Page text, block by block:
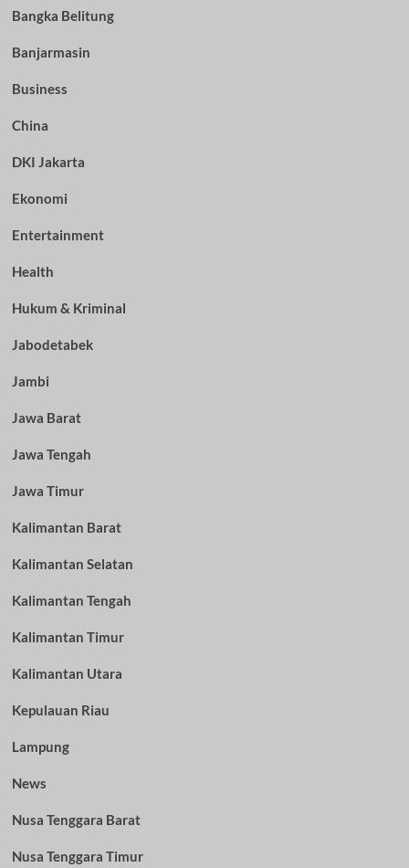
Bangka Belitung
Banjarmasin
Business
China
DKI Jakarta
Ekonomi
Entertainment
Health
Hukum & Kriminal
Jabodetabek
Jambi
Jawa Barat
Jawa Tengah
Jawa Timur
Kalimantan Barat
Kalimantan Selatan
Kalimantan Tengah
Kalimantan Timur
Kalimantan Utara
Kepulauan Riau
Lampung
News
Nusa Tenggara Barat
Nusa Tenggara Timur